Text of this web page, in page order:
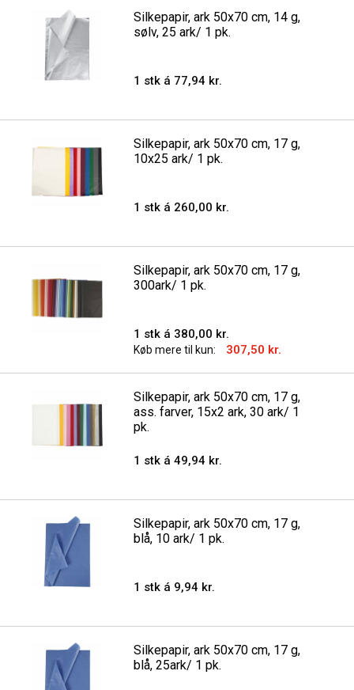
Silkepapir, ark 50x70 cm, 14 g,
sølv, 25 ark/ 1 pk.
1 stk á 77,94 kr.
Silkepapir, ark 50x70 cm, 17 g,
10x25 ark/ 1 pk.
1 stk á 260,00 kr.
Silkepapir, ark 50x70 cm, 17 g,
300ark/ 1 pk.
1 stk á 380,00 kr.
Køb mere til kun: 307,50 kr.
Silkepapir, ark 50x70 cm, 17 g,
ass. farver, 15x2 ark, 30 ark/ 1
pk.
1 stk á 49,94 kr.
Silkepapir, ark 50x70 cm, 17 g,
blå, 10 ark/ 1 pk.
1 stk á 9,94 kr.
Silkepapir, ark 50x70 cm, 17 g,
blå, 25ark/ 1 pk.